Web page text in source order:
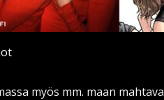
myös mm. maan mahtava